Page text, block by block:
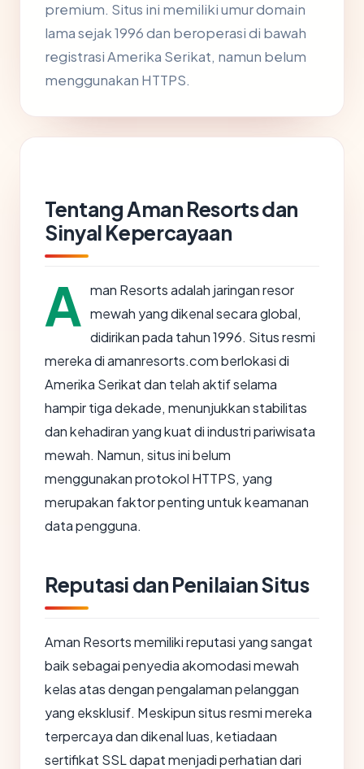
premium. Situs ini memiliki umur domain
lama sejak 1996 dan beroperasi di bawah
registrasi Amerika Serikat, namun belum
menggunakan HTTPS.
Tentang Aman Resorts dan
Sinyal Kepercayaan
A man Resorts adalah jaringan resor
mewah yang dikenal secara global,
didirikan pada tahun 1996. Situs resmi
mereka di amanresorts.com berlokasi di
Amerika Serikat dan telah aktif selama
hampir tiga dekade, menunjukkan stabilitas
dan kehadiran yang kuat di industri pariwisata
mewah. Namun, situs ini belum
menggunakan protokol HTTPS, yang
merupakan faktor penting untuk keamanan
data pengguna.
Reputasi dan Penilaian Situs
Aman Resorts memiliki reputasi yang sangat
baik sebagai penyedia akomodasi mewah
kelas atas dengan pengalaman pelanggan
yang eksklusif. Meskipun situs resmi mereka
terpercaya dan dikenal luas, ketiadaan
sertifikat SSL dapat menjadi perhatian dari